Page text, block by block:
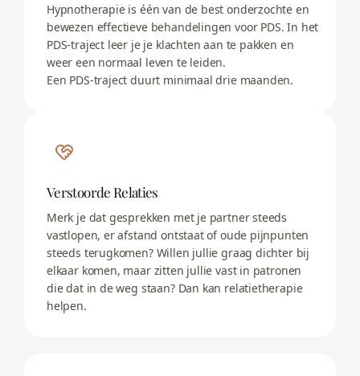
Hypnotherapie is één van de best onderzochte en
bewezen effectieve behandelingen voor PDS. In het
PDS-traject leer je je klachten aan te pakken en
weer een normaal leven te leiden.
Een PDS-traject duurt minimaal drie maanden.
Verstoorde Relaties
Merk je dat gesprekken met je partner steeds
vastlopen, er afstand ontstaat of oude pijnpunten
steeds terugkomen? Willen jullie graag dichter bij
elkaar komen, maar zitten jullie vast in patronen
die dat in de weg staan? Dan kan relatietherapie
helpen.